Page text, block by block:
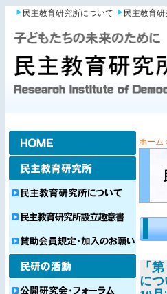
民主教育研究所について 民主教育
ホーム
「
に